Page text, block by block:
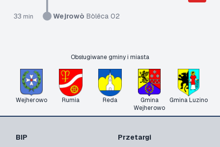
33 min Wejrowò Bòlëca 02
Obsługiwane gminy i miasta
Wejherowo Rumia Reda
Gmina
Wejherowo
Gmina Luzino
BIP
Przetargi